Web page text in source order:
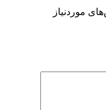
موردنیاز